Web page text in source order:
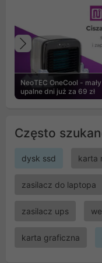
NeoTEC OneCool -
upalne dni już za 69 zł
Poprzedni
Często
dysk ssd karta
zasilacz do laptopa
zasilacz ups
karta graficzna